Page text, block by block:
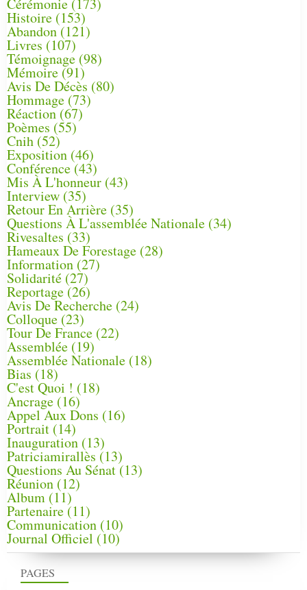
PAGES
Cérémonie (173)
Histoire (153)
Abandon(121)
Livres (107)
Témoignage (98)
Mémoire (91)
Avis De Décès (80)
Hommage (73)
Réaction(67)
Poèmes (55)
Cnih (52)
Exposition (46)
Conférence(43)
Mis À L'honneur (43)
Interview (35)
Retour En Arrière (35)
Questions À L'assemblée Nationale (34)
Rivesaltes (33)
Hameaux De Forestage (28)
Information (27)
Solidarité (27)
Reportage (26)
Avis De Recherche (24)
Colloque (23)
Tour De France (22)
Assemblée (19)
Assemblée Nationale (18)
Bias (18)
C'est Quoi ! (18)
Ancrage (16)
Appel Aux Dons (16)
Portrait (14)
Inauguration (13)
Patriciamirallès (13)
Questions Au Sénat(13)
Réunion (12)
Album (11)
Partenaire(11)
Communication (10)
Journal Officiel (10)